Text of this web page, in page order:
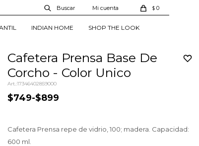
INDIAN HOME SHOP THE LOOK
$ 0
Cafetera Prensa Base De
Corcho - Color Unico
17346402859000
$749-$899
Cafetera Prensa repe de vidrio, 100; madera. Capacidad:
600 ml.